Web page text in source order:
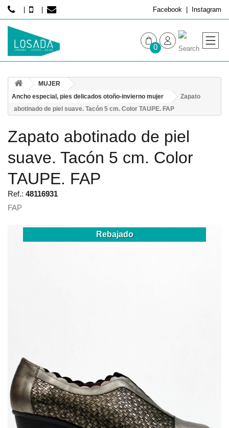
Facebook Instagram
0
HOMBRE
MUJER
Ancho especial, pies delicados otoño-invierno mujer
Zapato
abotinado de piel suave. Tacón 5 cm. Color TAUPE. FAP
Zapato abotinado de piel
suave. Tacón 5 cm. Color
TAUPE. FAP
Ref.: 48116931
FAP
Rebajado